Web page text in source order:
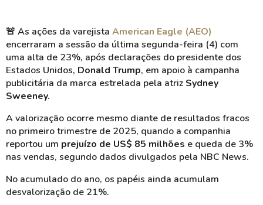
🚨 As ações da varejista American Eagle (AEO)
encerraram a sessão da última segunda-feira (4) com
uma alta de 23%, após declarações do presidente dos
Estados Unidos, Donald Trump, em apoio à campanha
publicitária da marca estrelada pela atriz Sydney
Sweeney.
A valorização ocorre mesmo diante de resultados fracos
no primeiro trimestre de 2025, quando a companhia
reportou um prejuízo de US$ 85 milhões e queda de 3%
nas vendas, segundo dados divulgados pela NBC News.
No acumulado do ano, os papéis ainda acumulam
desvalorização de 21%.